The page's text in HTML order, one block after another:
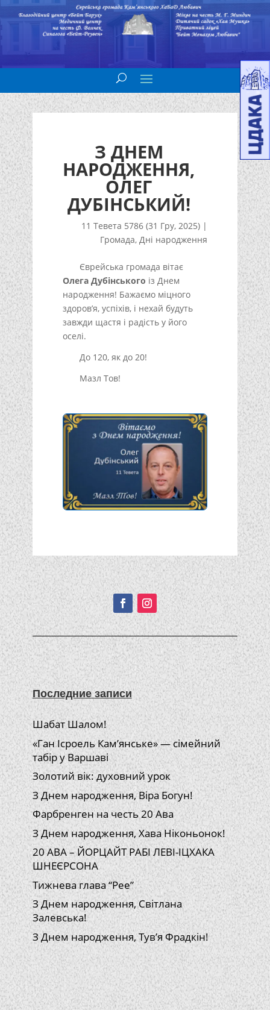
З ДНЕМ
НАРОДЖЕННЯ,
ОЛЕГ
ДУБІНСЬКИЙ!
11 Тевета 5786 (31 Гру, 2025) |
Громада,Дні народження
Єврейська громада вітає
Олега Дубінського із Днем
народження! Бажаємо міцного
здоров’я, успіхів, і нехай будуть
завжди щастя і радість у його
оселі.
До 120, як до 20!
Мазл Тов!
Подписывайтесь!
Последние записи
Шабат Шалом!
«Ган Ісроель Кам’янське» — сімейний
табір у Варшаві
Золотий вік: духовний урок
З Днем народження, Віра Богун!
Фарбренген на честь 20 Ава
З Днем народження, Хава Ніконьонок!
20 АВА – ЙОРЦАЙТ РАБІ ЛЕВІ-ІЦХАКА
ШНЕЄРСОНА
Тижнева глава “Рее”
З Днем народження, Світлана
Залевська!
З Днем народження, Тув’я Фрадкін!